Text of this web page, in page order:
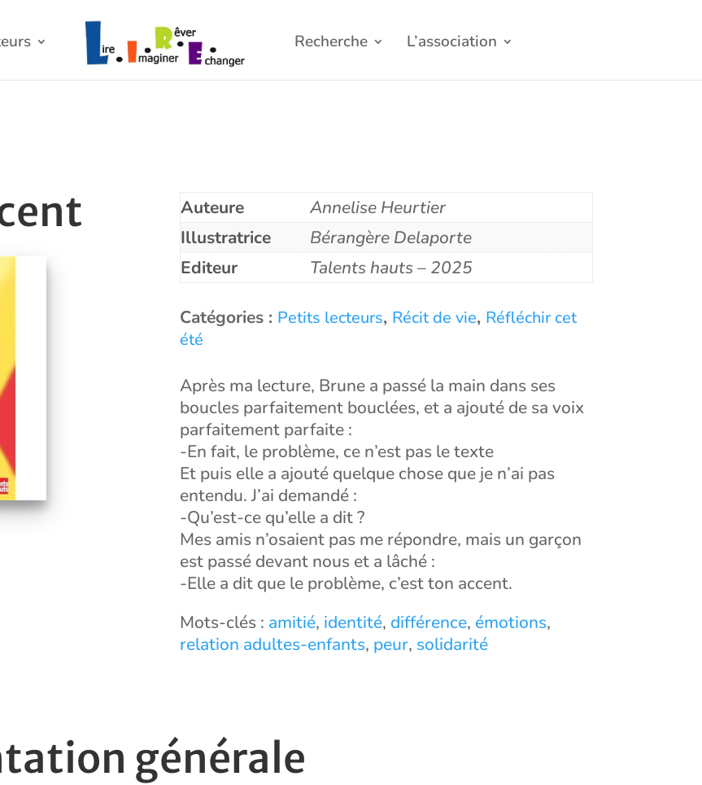
Recherche L’association
Auteure
Annelise Heurtier
Illustratrice
Bérangère Delaporte
Editeur
Talents hauts – 2025
Catégories : Petits lecteurs, Récit de vie, Réfléchir cet
été
Après ma lecture, Brune a passé la main dans ses
boucles parfaitement bouclées, et a ajouté de sa voix
parfaitement parfaite :
-En fait, le problème, ce n’est pas le texte
Et puis elle a ajouté quelque chose que je n’ai pas
entendu. J’ai demandé :
-Qu’est-ce qu’elle a dit ?
Mes amis n’osaient pas me répondre, mais un garçon
est passé devant nous et a lâché :
-Elle a dit que le problème, c’est ton accent.
Mots-clés : amitié, identité, différence, émotions,
relation adultes-enfants, peur, solidarité
générale